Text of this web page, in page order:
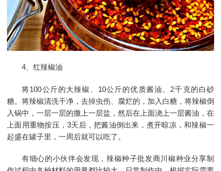
4、红辣椒油
将100公斤的大辣椒、10公斤的优质酱油、2千克的白砂
糖。将辣椒清洗干净，去掉虫伤、腐烂的，加入白糖，将辣椒倒
入锅中，一层一层的撒上一层盐，然后在上面浇上一层酱油，在
上面用重物按压，3天后，把酱油倒出来，煮开晾凉，和辣椒一
起盛在罐子里，一周后就可以吃了。
有细心的小伙伴会发现，辣椒种子批发商川椒种业分享制